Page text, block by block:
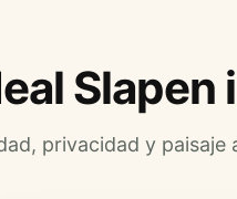
Slapen
privacidad y paisaje